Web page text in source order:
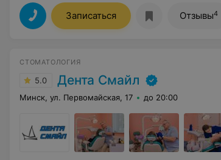
Записаться Отзывы4
СТОМАТОЛОГИЯ
5.0 Дента Смайл
Минск, ул. Первомайская, 17 до 20:00